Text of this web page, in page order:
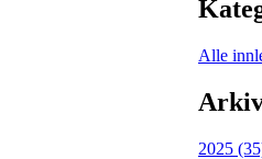
Alle
2025